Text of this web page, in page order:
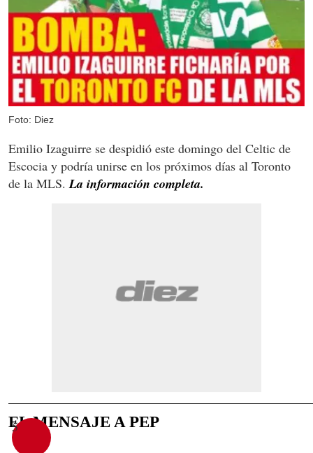
Foto: Diez
Emilio Izaguirre se despidió este domingo del Celtic de
Escocia y podría unirse en los próximos días al Toronto
de la MLS.La información completa.
5
EL MENSAJE A PEP